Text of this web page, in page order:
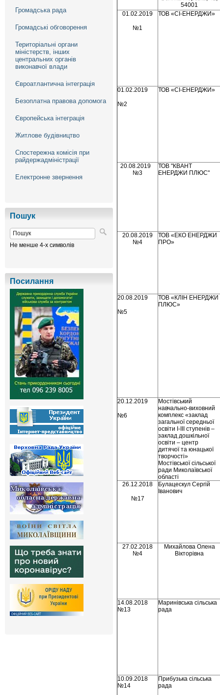
Громадська рада
Громадські обговорення
Територіальні органи
міністерств, інших
центральних органів
виконавчої влади
Євроатлантична інтеграція
Безоплатна правова допомога
Європейська інтеграція
Житлове будівництво
Спостережна комісія при
райдержадміністрації
Електронне звернення
Пошук
Не менше 4-х символів
Посилання
54001
01.02.2019
№1
ТОВ «СІ-ЕНЕРДЖИ»
01.02.2019
№2
ТОВ «СІ-ЕНЕРДЖИ»
20.08.2019
№3
ТОВ "КВАНТ
ЕНЕРДЖИ ПЛЮС"
20.08.2019
№4
ТОВ «ЕКО ЕНЕРДЖИ
ПРО»
20.08.2019
№5
ТОВ «КЛІН ЕНЕРДЖИ
ПЛЮС»
20.12.2019
№6
Мостівський
навчально-виховний
комплекс «заклад
загальної середньої
освіти І-ІІІ ступенів –
заклад дошкільної
освіти – центр
дитячої та юнацької
творчості»
Мостівської сільської
ради Миколаївської
області
26.12.2018
№17
Булацескул Сергій
Іванович
27.02.2018
№4
Михайлова Олена
Вікторівна
14.08.2018
№13
Маринівська сільська
рада
10.09.2018
№14
Прибузька сільська
рада